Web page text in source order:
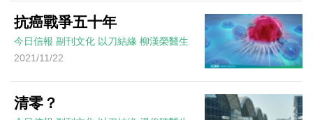
抗癌戰爭五十年
今日信報 副刊文化 以刀結緣 柳漢榮醫生
2021/11/22
清零？